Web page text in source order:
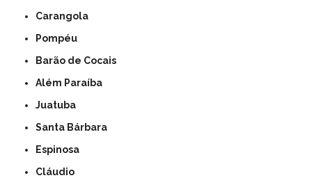
Carangola
Pompéu
Barão de Cocais
Além Paraíba
Juatuba
Santa Bárbara
Espinosa
Cláudio